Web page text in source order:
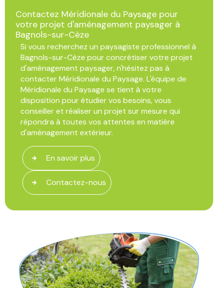
Contactez Méridionale du Paysage pour
votre projet d'aménagement paysager à
Bagnols-sur-Cèze
Si vous recherchez un paysagiste professionnel à
Bagnols-sur-Cèze pour concrétiser votre projet
d'aménagement paysager, n'hésitez pas à
contacter Méridionale du Paysage. L'équipe de
Méridionale du Paysage se tient à votre
disposition pour étudier vos besoins, vous
conseiller et réaliser un projet sur mesure qui
répondra à toutes vos attentes en matière
d'aménagement extérieur.
En savoir plus
Contactez-nous